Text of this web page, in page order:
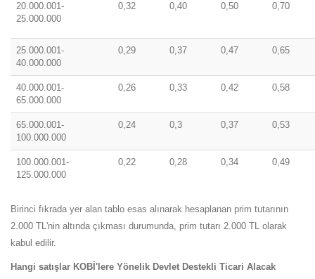
20.000.001-
25.000.000
0,32 0,40 0,50 0,70
25.000.001-
40.000.000
0,29 0,37 0,47 0,65
40.000.001-
65.000.000
0,26 0,33 0,42 0,58
65.000.001-
100.000.000
0,24 0,3 0,37 0,53
100.000.001-
125.000.000
0,22 0,28 0,34 0,49
Birinci fıkrada yer alan tablo esas alınarak hesaplanan prim tutarının
2.000 TL'nin altında çıkması durumunda, prim tutarı 2.000 TL olarak
kabul edilir.
Hangi satışlar KOBİ'lere Yönelik Devlet Destekli Ticari Alacak